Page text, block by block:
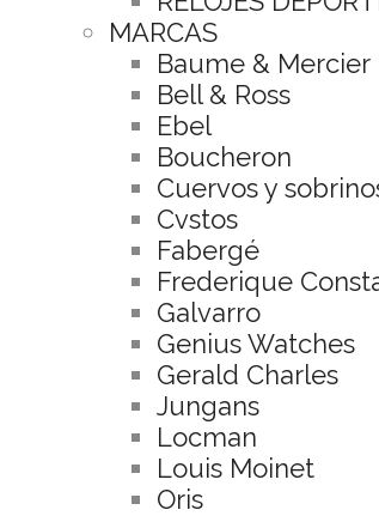
MARCAS
Baume & Mercier
Bell & Ross
Ebel
Boucheron
Cuervos y
Cvstos
Fabergé
Frederique
Galvarro
Genius Watches
Gerald Charles
Jungans
Locman
Louis Moinet
Oris